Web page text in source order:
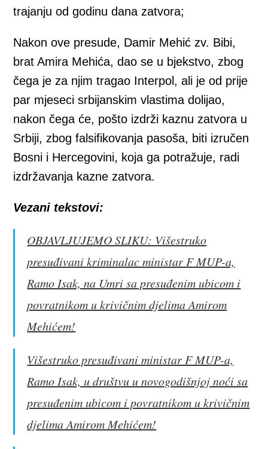
trajanju od godinu dana zatvora;
Nakon ove presude, Damir Mehić zv. Bibi,
brat Amira Mehića, dao se u bjekstvo, zbog
čega je za njim tragao Interpol, ali je od prije
par mjeseci srbijanskim vlastima dolijao,
nakon čega će, pošto izdrži kaznu zatvora u
Srbiji, zbog falsifikovanja pasoša, biti izručen
Bosni i Hercegovini, koja ga potražuje, radi
izdržavanja kazne zatvora.
Vezani tekstovi:
OBJAVLJUJEMO SLIKU: Višestruko
presuđivani kriminalac ministar F MUP-a,
Ramo Isak, na Umri sa presuđenim ubicom i
povratnikom u krivičnim djelima Amirom
Mehićem!
Višestruko presuđivani ministar F MUP-a,
Ramo Isak, u društvu u novogodišnjoj noći sa
presuđenim ubicom i povratnikom u krivičnim
djelima Amirom Mehićem!